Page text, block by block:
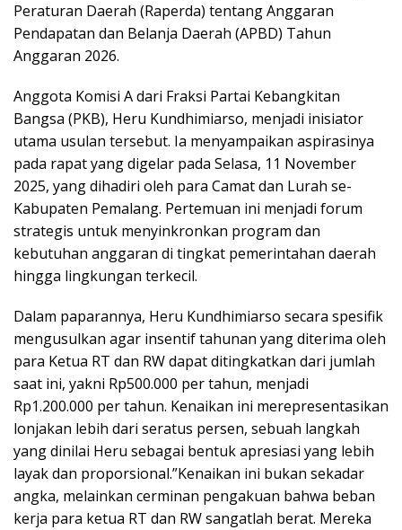
Peraturan Daerah (Raperda) tentang Anggaran
Pendapatan dan Belanja Daerah (APBD) Tahun
Anggaran 2026.
Anggota Komisi A dari Fraksi Partai Kebangkitan
Bangsa (PKB), Heru Kundhimiarso, menjadi inisiator
utama usulan tersebut. Ia menyampaikan aspirasinya
pada rapat yang digelar pada Selasa, 11 November
2025, yang dihadiri oleh para Camat dan Lurah se-
Kabupaten Pemalang. Pertemuan ini menjadi forum
strategis untuk menyinkronkan program dan
kebutuhan anggaran di tingkat pemerintahan daerah
hingga lingkungan terkecil.
Dalam paparannya, Heru Kundhimiarso secara spesifik
mengusulkan agar insentif tahunan yang diterima oleh
para Ketua RT dan RW dapat ditingkatkan dari jumlah
saat ini, yakni Rp500.000 per tahun, menjadi
Rp1.200.000 per tahun. Kenaikan ini merepresentasikan
lonjakan lebih dari seratus persen, sebuah langkah
yang dinilai Heru sebagai bentuk apresiasi yang lebih
layak dan proporsional.”Kenaikan ini bukan sekadar
angka, melainkan cerminan pengakuan bahwa beban
kerja para ketua RT dan RW sangatlah berat. Mereka